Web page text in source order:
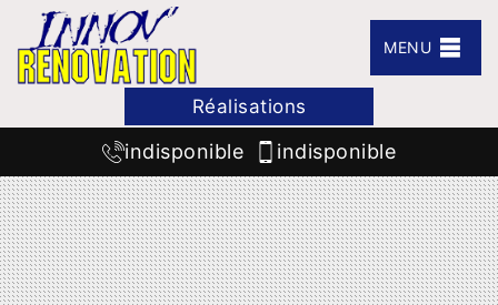
MENU
Réalisations
indisponible indisponible